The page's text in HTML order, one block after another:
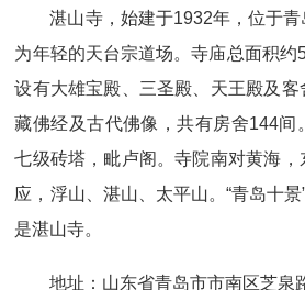
湛山寺，始建于1932年，位于
为年轻的天台宗道场。寺庙总面积约
设有大雄宝殿、三圣殿、天王殿及客
藏佛经及古代佛像，共有房舍144间
七级砖塔，毗卢阁。寺院南对黄海
应，浮山、湛山、太平山。“青岛十景
是湛山寺。
地址：山东省青岛市市南区芝泉